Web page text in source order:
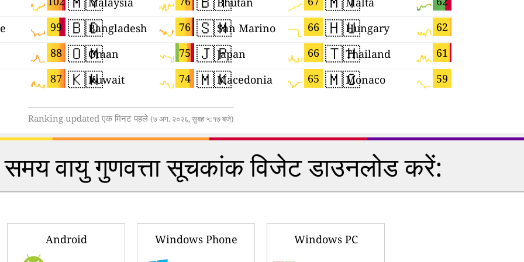
99
88
87
🇧🇩 76
Bangladesh
🇴🇲 75
Oman
🇰🇼 74
Kuwait
🇸🇲 66
San Marino
🇯🇵 66
Japan
🇲🇰 65
Macedonia
🇭🇺 62
Hungary
🇹🇭 61
Thailand
🇲🇨 59
Monaco
Ranking updated एक मिनट पहले (७ अग. २०२६, सुबह ५:१७ बजे)
वायु गुणवत्ता सूचकांक विजेट डाउनलोड करें:
Android Windows Phone Windows PC